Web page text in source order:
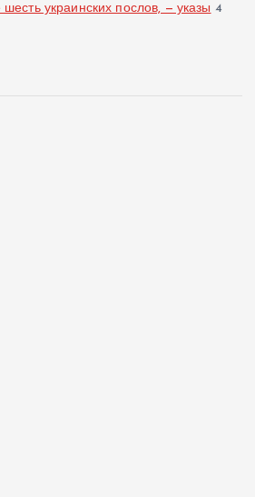
украинских послов, — указы 4